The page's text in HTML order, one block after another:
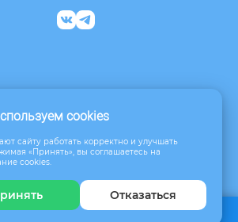
cookies
сайту работать корректно и улучшать
«Принять», вы соглашаетесь на
cookies.
Отказаться